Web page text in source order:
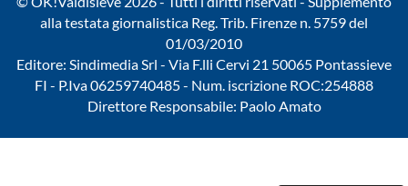
alla testata giornalistica Reg. Trib. Firenze n. 5759 del
01/03/2010
Editore: Sindimedia Srl - Via F.lli Cervi 21 50065 Pontassieve
FI - P.Iva 06259740485 - Num. iscrizione ROC:254888
Direttore Responsabile: Paolo Amato